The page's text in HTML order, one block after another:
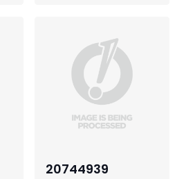
20744939